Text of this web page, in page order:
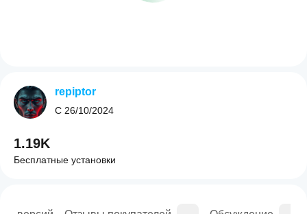
repiptor
С 26/10/2024
1.19K
Бесплатные установки